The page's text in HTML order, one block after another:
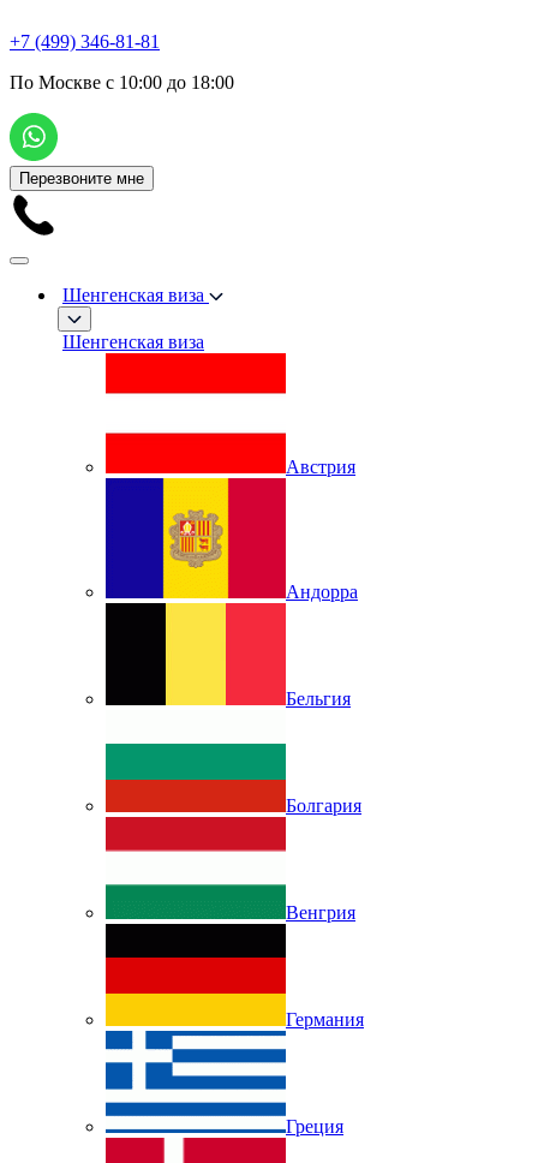
+7 (499) 346-81-81
По Москве с 10:00 до 18:00
Перезвоните мне
Шенгенская виза
Шенгенская виза
Австрия
Андорра
Бельгия
Болгария
Венгрия
Германия
Греция